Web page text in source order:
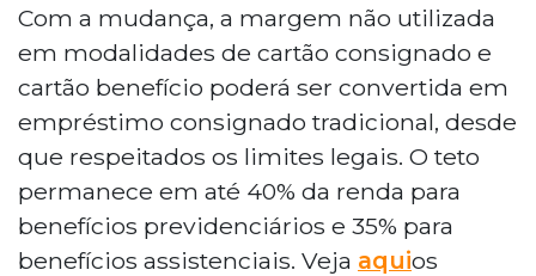
Com a mudança, a margem não utilizada
em modalidades de cartão consignado e
cartão benefício poderá ser convertida em
empréstimo consignado tradicional, desde
que respeitados os limites legais. O teto
permanece em até 40% da renda para
benefícios previdenciários e 35% para
benefícios assistenciais. Veja aquios